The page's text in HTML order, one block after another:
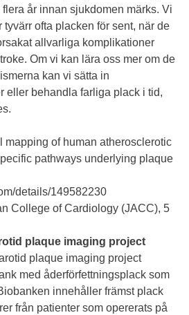
år innan sjukdomen märks. Vi
ofta placken för sent, när de
allvarliga komplikationer
Om vi kan lära oss mer om de
kan vi sätta in
eller behandla farliga plack i tid,
mapping of human atherosclerotic
pathways underlying plaque
details/149582230
College of Cardiology (JACC), 5
plaque imaging project
plaque imaging project
med åderförfettningsplack som
innehåller främst plack
från patienter som opererats på